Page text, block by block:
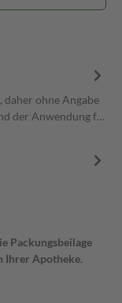
ohne Angabe
der Anwendung f…
Packungsbeilage
Ihrer Apotheke.